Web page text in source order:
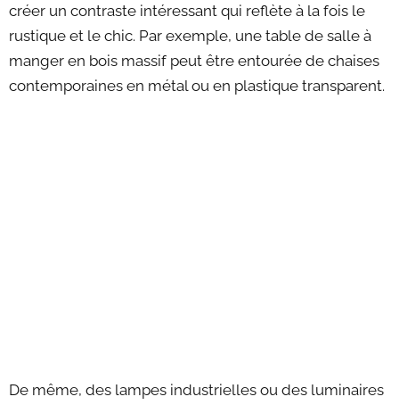
créer un contraste intéressant qui reflète à la fois le
rustique et le chic. Par exemple, une table de salle à
manger en bois massif peut être entourée de chaises
contemporaines en métal ou en plastique transparent.
De même, des lampes industrielles ou des luminaires